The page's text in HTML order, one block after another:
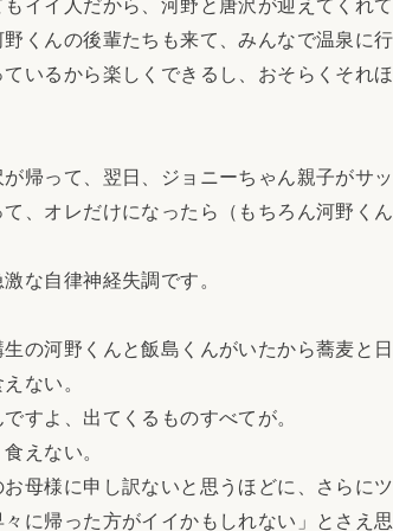
イイ人だから、河野と唐沢が迎えてくれ
野くんの後輩たちも来て、みんなで温泉に
ているから楽しくできるし、おそらくそれ
帰って、翌日、ジョニーちゃん親子がサ
、オレだけになったら（もちろん河野く
な自律神経失調です。
の河野くんと飯島くんがいたから蕎麦と
ない。
すよ、出てくるものすべてが。
えない。
母様に申し訳ないと思うほどに、さらにツ
に帰った方がイイかもしれない」とさえ思